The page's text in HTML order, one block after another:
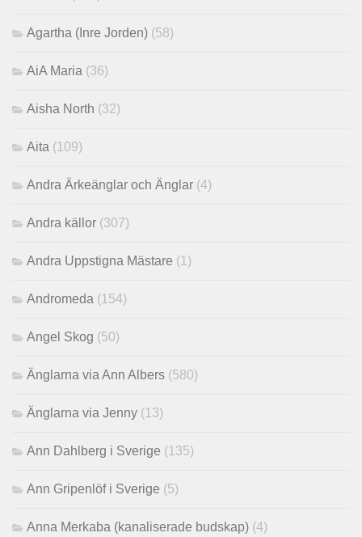
Agartha (Inre Jorden) (58)
AiA Maria (36)
Aisha North (32)
Aita (109)
Andra Ärkeänglar och Änglar (4)
Andra källor (307)
Andra Uppstigna Mästare (1)
Andromeda (154)
Angel Skog (50)
Änglarna via Ann Albers (580)
Änglarna via Jenny (13)
Ann Dahlberg i Sverige (135)
Ann Gripenlöf i Sverige (5)
Anna Merkaba (kanaliserade budskap) (4)